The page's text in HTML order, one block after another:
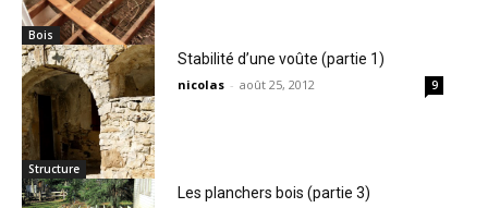
Bois
Structure
Stabilité d’une voûte (partie 1)
nicolas - août 25, 2012 9
Les planchers bois (partie 3)